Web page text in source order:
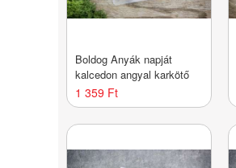
Boldog Anyák napját
kalcedon angyal karkötő
1 359 Ft